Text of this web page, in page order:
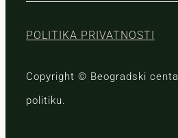
POLITIKA PRIVATNOSTI
Copyright © Beogradski
politiku.